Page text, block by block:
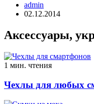
admin
02.12.2014
Аксессуары,
1 мин. чтения
Чехлы для любых